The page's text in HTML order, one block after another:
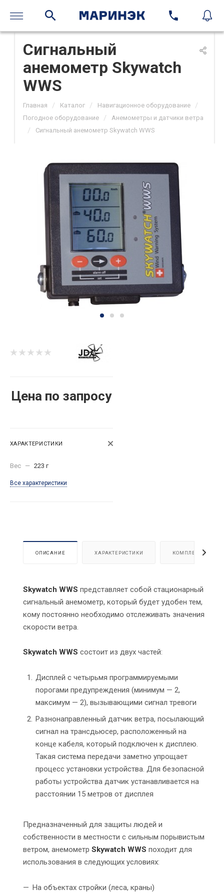
Сигнальный
анемометр Skywatch
WWS
Главная / Каталог / Навигационное оборудование /
Погодное оборудование / Анемометры и датчики ветра
/ Сигнальный анемометр Skywatch WWS
Цена по запросу
ХАРАКТЕРИСТИКИ
Вес — 223 г
Все характеристики
ОПИСАНИЕ ХАРАКТЕРИСТИКИ КОМПЛЕКТАЦИЯ
Skywatch WWS представляет собой стационарный
сигнальный анемометр, который будет удобен тем,
кому постоянно необходимо отслеживать значения
скорости ветра.
Skywatch WWS состоит из двух частей:
Дисплей с четырьмя программируемыми
порогами предупреждения (минимум — 2,
максимум — 2), вызывающими сигнал тревоги
Разнонаправленный датчик ветра, посылающий
сигнал на трансдьюсер, расположенный на
конце кабеля, который подключен к дисплею.
Такая система передачи заметно упрощает
процесс установки устройства. Для безопасной
работы устройства датчик устанавливается на
расстоянии 15 метров от дисплея
Предназначенный для защиты людей и
собственности в местности с сильным порывистым
ветром, анемометр Skywatch WWS походит для
использования в следующих условиях:
На объектах стройки (леса, краны)